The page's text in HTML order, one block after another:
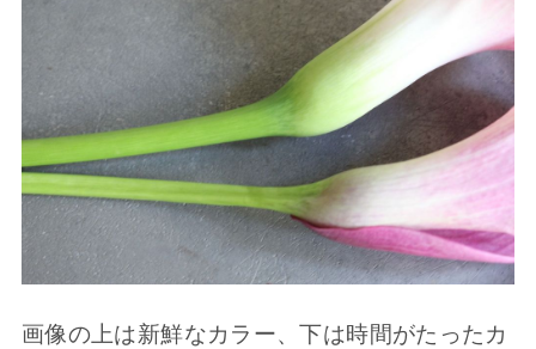
画像の上は新鮮なカラー、下は時間がたったカ